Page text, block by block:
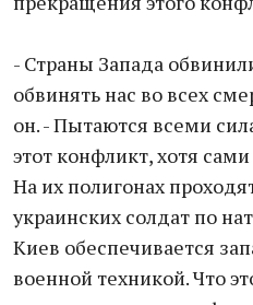
- Страны Запада
обвинять нас во всех
он. - Пытаются всеми
этот конфликт, хотя
На их полигонах
украинских солдат по
Киев обеспечивается
военной техникой. Что